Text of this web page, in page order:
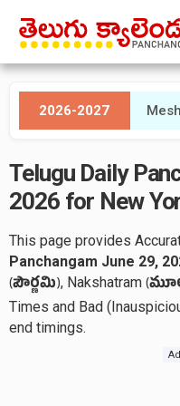
2026-2027
Telugu Daily
2026 for New
This page provides
Panchangam June 29,
(పౌర్ణమి), Nakshatram (
Times and Bad
end timings.